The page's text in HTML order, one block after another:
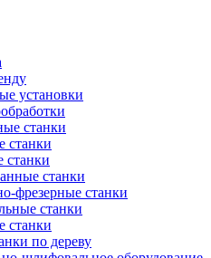
установки
станки
станки
станки
станки
фрезерные станки
станки
станки
по дереву